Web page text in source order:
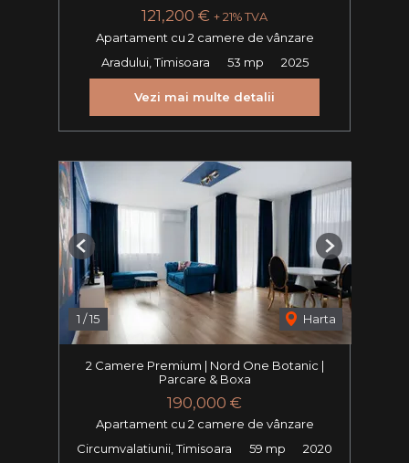
121,200 € + 21% TVA
Apartament cu 2 camere de vânzare
Aradului, Timisoara
53 mp 2025
Vezi mai multe detalii
1 /15 Harta
Previous Next
2 Camere Premium | Nord One Botanic |
Parcare & Boxa
190,000 €
Apartament cu 2 camere de vânzare
Circumvalatiunii, Timisoara
59 mp 2020